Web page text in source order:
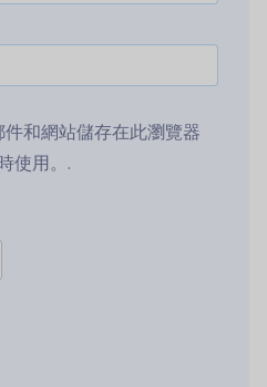
和網站儲存在此瀏覽器
使用。.